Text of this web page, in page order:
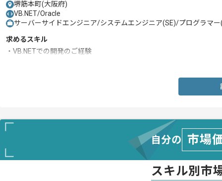
堺筋本町(大阪府)
VB.NET/Oracle
サーバーサイドエンジニア/システムエンジニア(SE)/プログラマー
求めるスキル
・VB.NETでの開発のご経験
自分の 市場
スキル別市